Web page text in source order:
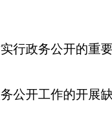
行政务公开的重
公开工作的开展